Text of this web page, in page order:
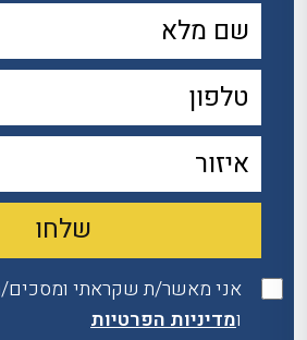
אני מאשר/ת שקראתי
ומדיניות הפרטיות